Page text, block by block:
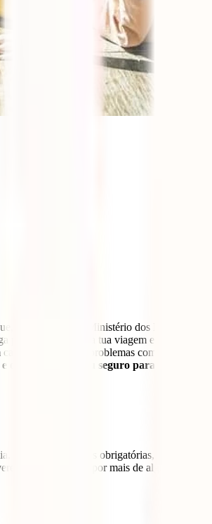
como o próprio Ministério dos Negócios
podem complicar a tua viagem e forçar-te a
como roubo, problemas com a tua
obtém agora o teu seguro para viajar com
Não há vacinações obrigatórias, a menos
a planear viajar por mais de algumas